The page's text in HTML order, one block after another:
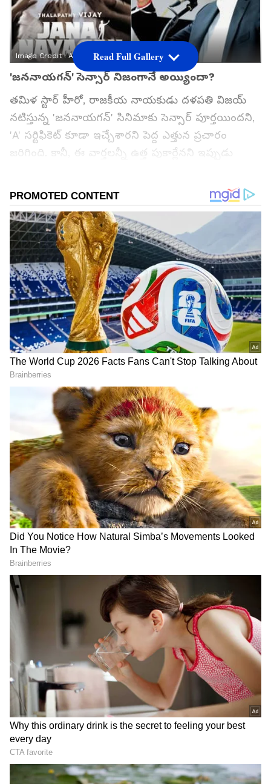
Image Credit :Asianet News
'జననాయగన్' సెన్సార్ నిజంగానే అయ్యిందా?
తమిళ స్టార్ హీరో, రాజకీయ నాయకుడు దళపతి విజయ్
నటిస్తున్న 'జననాయగన్' సినిమాకు సెన్సార్ పూర్తయిందని,
'A' సర్టిఫికెట్ కూడా ఇచ్చేశారని పెద్ద ఎత్తున ప్రచారం
జరిగింది. కానీ, ఈ వార్తలన్నీ ఉత్త పుకార్లేనని ఇప్పుడు
సినిమా రిలీజ్ పక్కా అని అందరూ అనుకున్నారు. కానీ
అసలు విషయం వేరే ఉంది. సెంట్రల్ బోర్డ్ ఆఫ్ ఫిల్మ్
సర్టిఫికేషన్ (CBFC) నుంచి 'జననాయగన్' చిత్రానికి ఇంకా
ఎలాంటి సర్టిఫికెట్ రాలేదని సినిమా టీమ్ వర్గాలు స్పష్టం
చేశాయి. సెన్సార్ పూర్తయ్యాకే రిలీజ్ డేట్ ప్రకటిస్తామని తేల్చి
చెప్పాయి.
గూగుల్‌లో ఆసక్తికరమైన సమాచారం కోసం ఏసియానెట్ తెలుగు
ను మీ ఫ్రిఫర్డ్ సోర్స్ గా ఎంచుకోండి
2
4
KVN Productions
మరి 'జననాయగన్' సినిమా పరిస్థితి ఏంటి?
'జననాయగన్' సినిమాకు ఇంకా సెన్సార్ సర్టిఫికెట్ రాలేదు.
ప్రస్తుతం సెన్సార్ బోర్డు అనుమతి కోసం టీమ్
ఎదురుచూస్తోంది. వచ్చే వారంలోగా ఈ ప్రక్రియ మొత్తం
పూర్తవుతుందని ఆశిస్తున్నారు. "మేము ఇంకా సెన్సార్
సర్టిఫికెట్ కోసం వెయిట్ చేస్తున్నాం. వచ్చే వారంలోగా
Read Full Gallery